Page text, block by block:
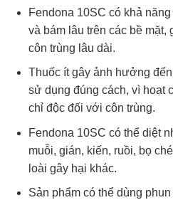
Fendona 10SC có khả
và bám lâu trên các bề mặt,
côn trùng lâu dài.
Thuốc ít gây ảnh hưởng
sử dụng đúng cách, vì hoạt
chỉ độc đối với côn trùng.
Fendona 10SC có thể diệt
muỗi, gián, kiến, ruồi, bọ
loài gây hại khác.
Sản phẩm có thể dùng